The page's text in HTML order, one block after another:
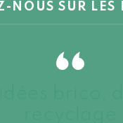
NOUS SUR LES